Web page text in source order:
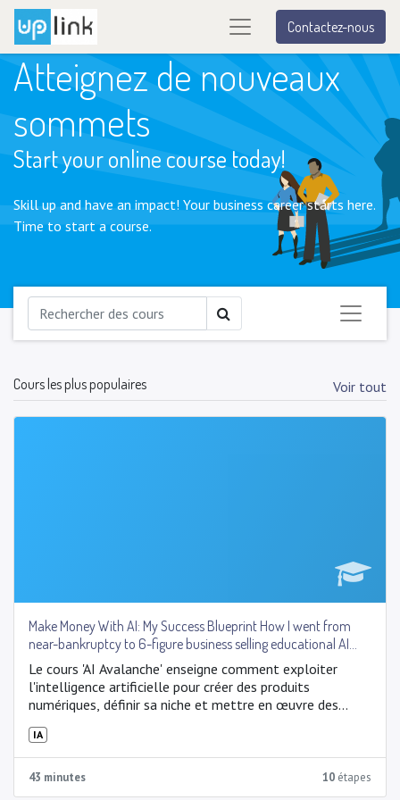
Contactez-nous
Atteignez de nouveaux
sommets
Start your online course today!
Skill up and have an impact! Your business career starts here.
Time to start a course.
Voir tout
Cours les plus populaires
Make Money With AI: My Success Blueprint How I went from
near-bankruptcy to 6-figure business selling educational AI
products.
Le cours 'AI Avalanche' enseigne comment exploiter
l'intelligence artificielle pour créer des produits
numériques, définir sa niche et mettre en œuvre des
stratégies de vente efficaces. Il couvre des sujets allant
de la création de produits simples et interactifs à la
promotion sur les réseaux sociaux et l'email marketing.
La formation vise à offrir aux participants les outils
nécessaires pour réussir dans le domaine de l'IA tout en
IA
43 minutes 10 étapes